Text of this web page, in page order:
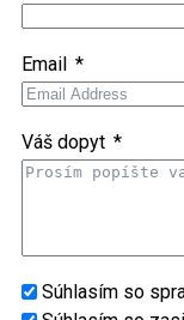
Email
Váš dopyt
Súhlasím so